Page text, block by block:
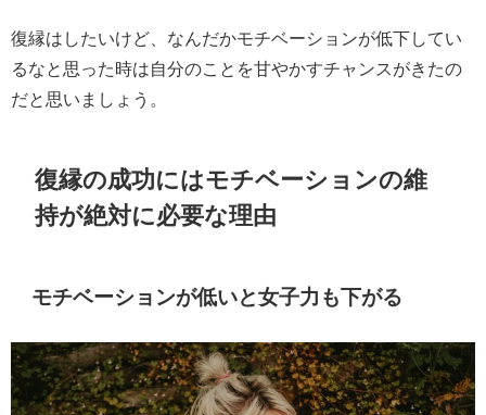
復縁はしたいけど、なんだかモチベーションが低下してい
るなと思った時は自分のことを甘やかすチャンスがきたの
だと思いましょう。
復縁の成功にはモチベーションの維
持が絶対に必要な理由
モチベーションが低いと女子力も下がる